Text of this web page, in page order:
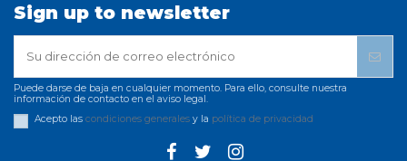
Sign up to newsletter
Puede darse de baja en cualquier momento. Para ello, consulte nuestra
información de contacto en el aviso legal.
Acepto las condiciones generalesy la política de privacidad